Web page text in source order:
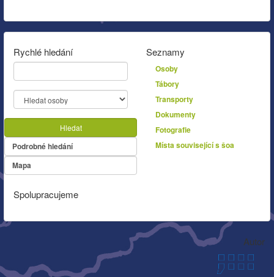
Rychlé hledání
Hledat
Podrobné hledání
Mapa
Seznamy
Osoby
Tábory
Transporty
Dokumenty
Fotografie
Místa související s šoa
Spolupracujeme
Autor